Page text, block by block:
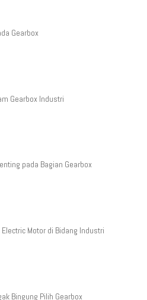
Gearbox
Gearbox Industri
pada Bagian Gearbox
Motor di Bidang Industri
Bingung Pilih Gearbox